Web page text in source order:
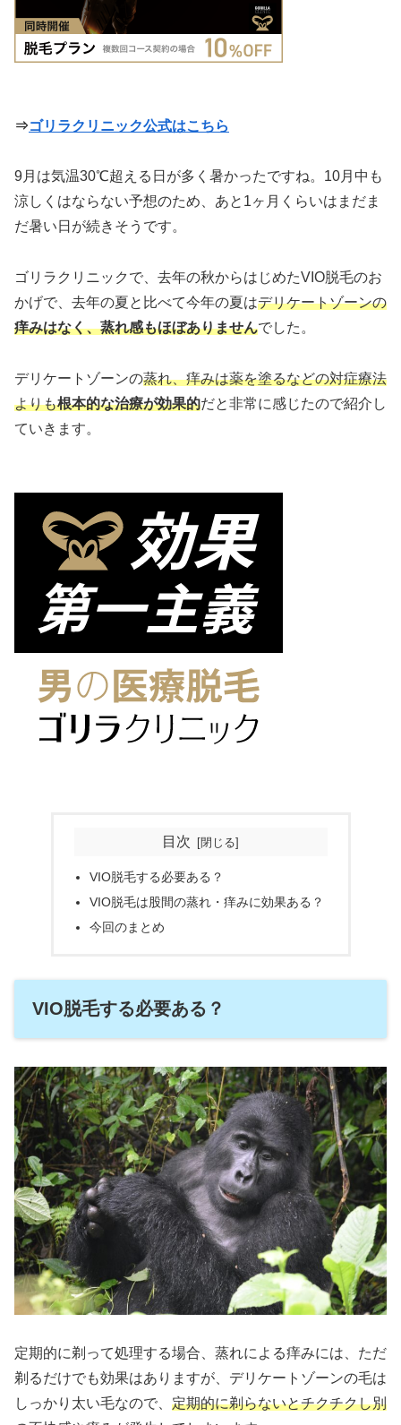
⇒ゴリラクリニック公式はこちら
9月は気温30℃超える日が多く暑かったですね。10月中も
涼しくはならない予想のため、あと1ヶ月くらいはまだま
だ暑い日が続きそうです。
ゴリラクリニックで、去年の秋からはじめたVIO脱毛のお
かげで、去年の夏と比べて今年の夏はデリケートゾーンの
痒みはなく、蒸れ感もほぼありませんでした。
デリケートゾーンの蒸れ、痒みは薬を塗るなどの対症療法
よりも根本的な治療が効果的だと非常に感じたので紹介し
ていきます。
目次
VIO脱毛する必要ある？
VIO脱毛は股間の蒸れ・痒みに効果ある？
今回のまとめ
VIO脱毛する必要ある？
定期的に剃って処理する場合、蒸れによる痒みには、ただ
剃るだけでも効果はありますが、デリケートゾーンの毛は
しっかり太い毛なので、 定期的に剃らないとチクチクし別